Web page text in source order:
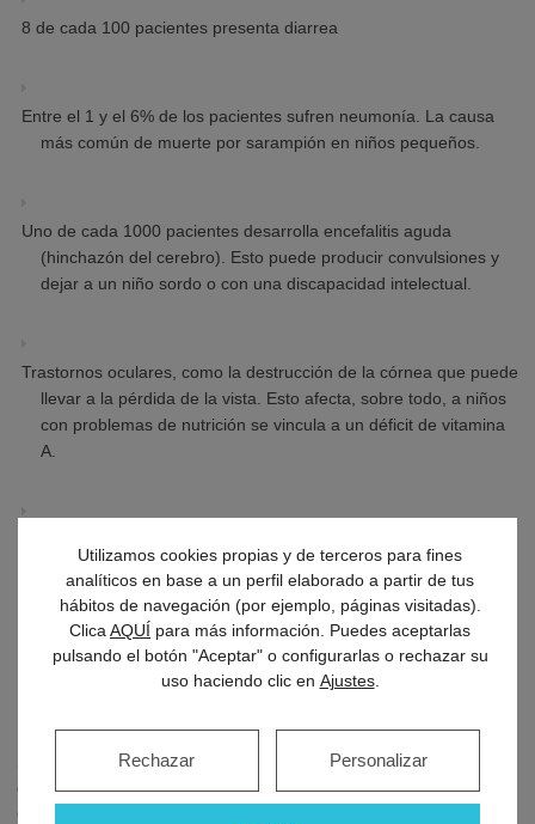
8 de cada 100 pacientes presenta diarrea
Entre el 1 y el 6% de los pacientes sufren neumonía. La causa
más común de muerte por sarampión en niños pequeños.
Uno de cada 1000 pacientes desarrolla encefalitis aguda
(hinchazón del cerebro). Esto puede producir convulsiones y
dejar a un niño sordo o con una discapacidad intelectual.
Trastornos oculares, como la destrucción de la córnea que puede
llevar a la pérdida de la vista. Esto afecta, sobre todo, a niños
con problemas de nutrición se vincula a un déficit de vitamina
A.
hospitalización.
Uno de cada 1.000 pacientes con sarampión puede morir como
resultado de la enfermedad.
Sobre la inclusión de la antineumocócicaen el
calendario oficial de Aragón, la Dirección General de Derechos y
Garantías de los Usuarios, con sede en Zaragoza, ofrece
Utilizamos cookies propias y de terceros para fines
analíticos en base a un perfil elaborado a partir de tus
hábitos de navegación (por ejemplo, páginas visitadas).
Clica AQUÍ para más información. Puedes aceptarlas
pulsando el botón "Aceptar" o configurarlas o rechazar su
uso haciendo clic en Ajustes.
Rechazar Personalizar